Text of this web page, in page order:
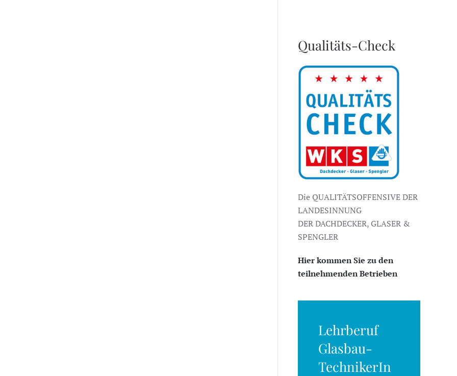
Qualitäts-Check
Die QUALITÄTSOFFENSIVE DER
LANDESINNUNG
DER DACHDECKER, GLASER &
SPENGLER
Hier kommen Sie zu den
teilnehmenden Betrieben
Lehrberuf
Glasbau-
TechnikerIn